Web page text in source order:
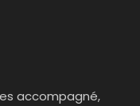
accompagné,